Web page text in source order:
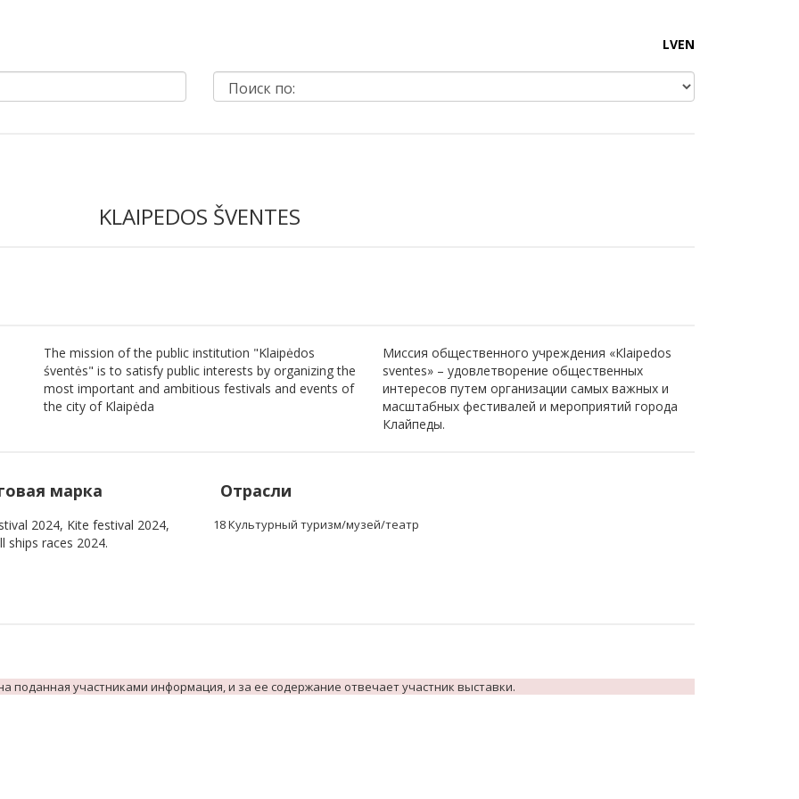
LVEN
KLAIPEDOS ŠVENTES
The mission of the public institution "Klaipėdos
śventės" is to satisfy public interests by organizing the
most important and ambitious festivals and events of
the city of Klaipėda
Миссия общественного учреждения «Кlaipedos
sventes» – удовлетворение общественных
интересов путем организации самых важных и
масштабных фестивалей и мероприятий города
Клайпеды.
марка
2024, Kite festival 2024,
ships races 2024.
Отрасли
18 Культурный туризм/музей/театр
поданная участниками информация, и за ее содержание отвечает участник выставки.